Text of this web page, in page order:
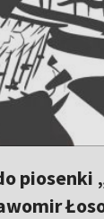
piosenki